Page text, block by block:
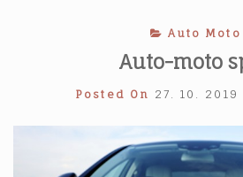
Auto Moto
Auto-moto
Posted On 27. 10. 2019